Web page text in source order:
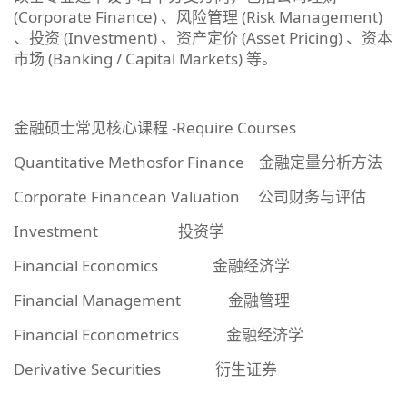
(Corporate Finance) 、风险管理 (Risk Management)
、投资 (Investment) 、资产定价 (Asset Pricing) 、资本
市场 (Banking / Capital Markets) 等。
金融硕士常见核心课程 -Require Courses
Quantitative Methosfor Finance 金融定量分析方法
Corporate Financean Valuation 公司财务与评估
Investment 投资学
Financial Economics 金融经济学
Financial Management 金融管理
Financial Econometrics 金融经济学
Derivative Securities 衍生证券